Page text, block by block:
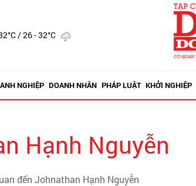
/ 26 - 32°C
NGHIỆP DOANH NHÂN PHÁP LUẬT KHỞI NGHIỆP
Hạnh Nguyễn
đến Johnathan Hạnh Nguyễn